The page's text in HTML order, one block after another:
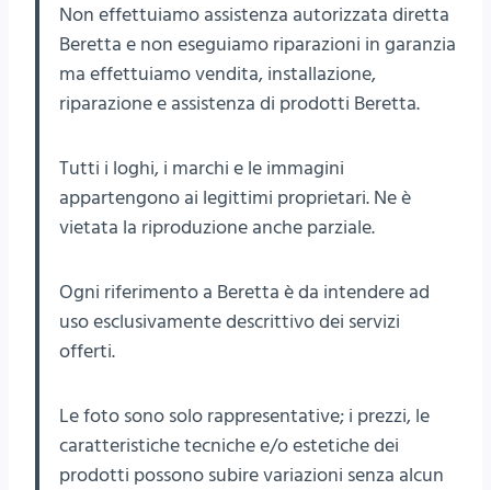
Non effettuiamo assistenza autorizzata diretta
Beretta e non eseguiamo riparazioni in garanzia
ma effettuiamo vendita, installazione,
riparazione e assistenza di prodotti Beretta.
Tutti i loghi, i marchi e le immagini
appartengono ai legittimi proprietari. Ne è
vietata la riproduzione anche parziale.
Ogni riferimento a Beretta è da intendere ad
uso esclusivamente descrittivo dei servizi
offerti.
Le foto sono solo rappresentative; i prezzi, le
caratteristiche tecniche e/o estetiche dei
prodotti possono subire variazioni senza alcun